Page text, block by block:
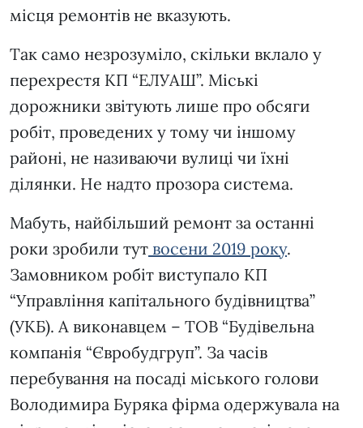
місця ремонтів не вказують.
Так само незрозуміло, скільки вклало у
перехрестя КП “ЕЛУАШ”. Міські
дорожники звітують лише про обсяги
робіт, проведених у тому чи іншому
районі, не називаючи вулиці чи їхні
ділянки. Не надто прозора система.
Мабуть, найбільший ремонт за останні
роки зробили тут восени 2019 року.
Замовником робіт виступало КП
“Управління капітального будівництва”
(УКБ). А виконавцем – ТОВ “Будівельна
компанія “Євробудгруп”. За часів
перебування на посаді міського голови
Володимира Буряка фірма одержувала на